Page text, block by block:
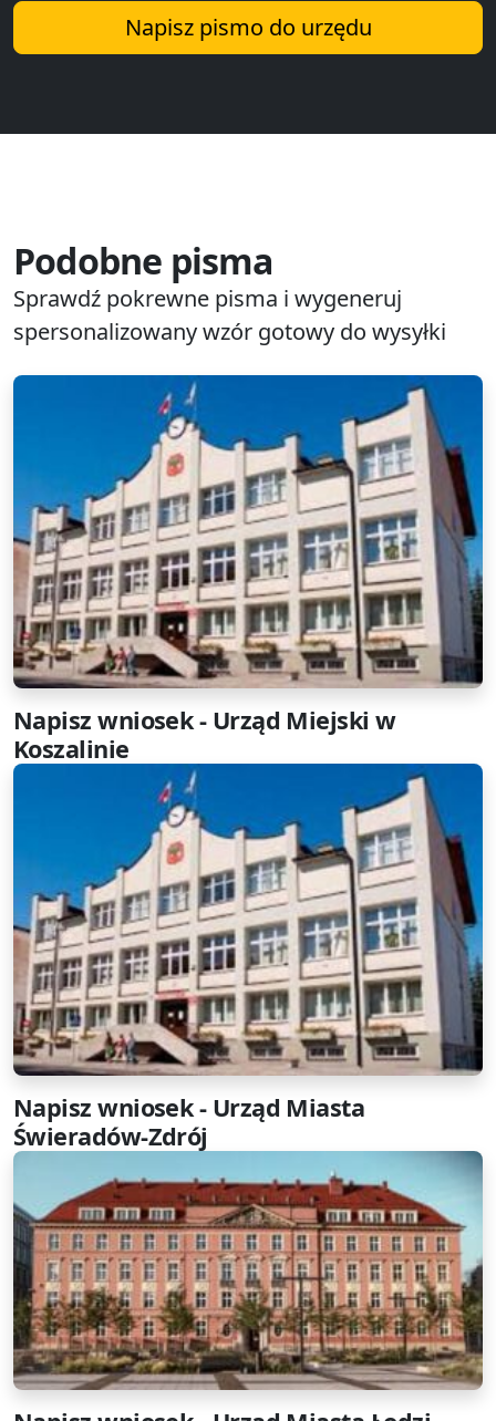
Napisz pismo do urzędu
Podobne pisma
Sprawdź pokrewne pisma i wygeneruj
spersonalizowany wzór gotowy do wysyłki
Napisz wniosek - Urząd Miejski w
Koszalinie
Napisz wniosek - Urząd Miasta
Świeradów-Zdrój